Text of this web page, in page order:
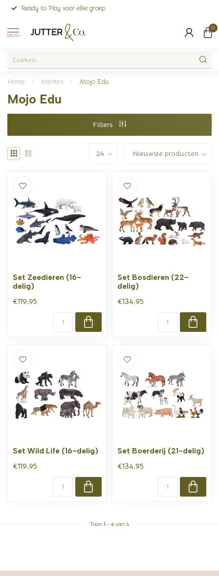
Ready to Play voor elke groep
MENU
0
Home / Merken / Mojo Edu
Mojo Edu
Filters
Set Zeedieren (16-
delig)
€119,95
Set Bosdieren (22-
delig)
€134,95
Set Wild Life (16-delig)
€119,95
Set Boerderij (21-delig)
€134,95
Toon 1 - 4 van 4